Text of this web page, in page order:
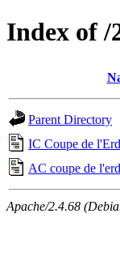
Index of /
Parent Directory
IC Coupe de
AC coupe de
Apache/2.4.68